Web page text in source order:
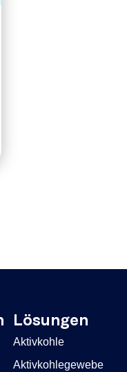
Lösungen
Aktivkohle
Aktivkohlegewebe